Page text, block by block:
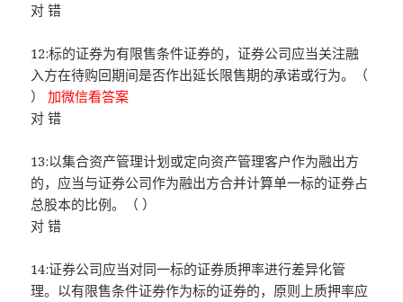
对 错
12:标的证券为有限售条件证券的，证券公司应当关注融
入方在待购回期间是否作出延长限售期的承诺或行为。（
）加微信看答案
对 错
13:以集合资产管理计划或定向资产管理客户作为融出方
的，应当与证券公司作为融出方合并计算单一标的证券占
总股本的比例。（ ）
对 错
14:证券公司应当对同一标的证券质押率进行差异化管
理。以有限售条件证券作为标的证券的，原则上质押率应